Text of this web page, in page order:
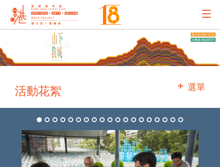
主辦機構
主要贊助
選單
活動花絮